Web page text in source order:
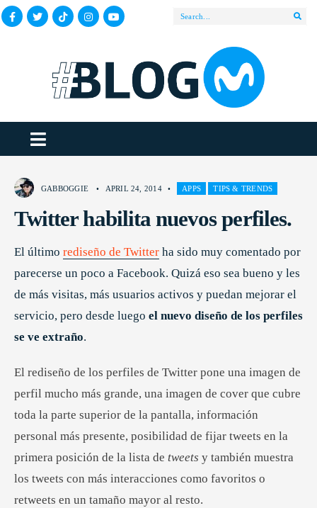
GABBOGGIE • APRIL 24, 2014 • APPS TIPS & TRENDS
Twitter habilita nuevos perfiles.
El último rediseño de Twitter ha sido muy comentado por
parecerse un poco a Facebook. Quizá eso sea bueno y les
de más visitas, más usuarios activos y puedan mejorar el
servicio, pero desde luego el nuevo diseño de los perfiles
se ve extraño.
El rediseño de los perfiles de Twitter pone una imagen de
perfil mucho más grande, una imagen de cover que cubre
toda la parte superior de la pantalla, información
personal más presente, posibilidad de fijar tweets en la
primera posición de la lista de tweets y también muestra
los tweets con más interacciones como favoritos o
retweets en un tamaño mayor al resto.